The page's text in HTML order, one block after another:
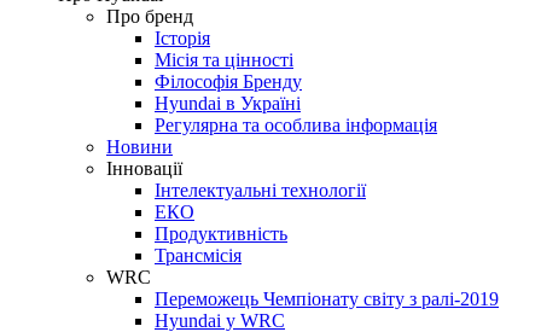
Про бренд
Історія
Місія та цінності
Філософія Бренду
Hyundai в Україні
Регулярна та особлива інформація
Новини
Інновації
Інтелектуальні технології
ЕКО
Продуктивність
Трансмісія
WRC
Переможець Чемпіонату світу з ралі-2019
Hyundai у WRC